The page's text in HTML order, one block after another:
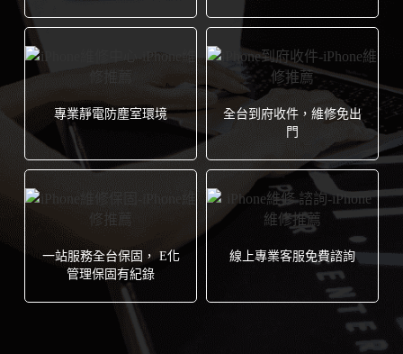
專業靜電防塵室環境
全台到府收件，維修免出
門
一站服務全台保固， E化
管理保固有紀錄
線上專業客服免費諮詢